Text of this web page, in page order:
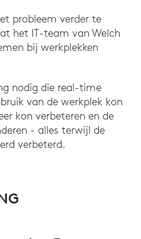
probleem verder te
het IT-team van Welch
bij werkplekken
nodig die real-time
van de werkplek kon
kon verbeteren en de
- alles terwijl de
verbeterd.